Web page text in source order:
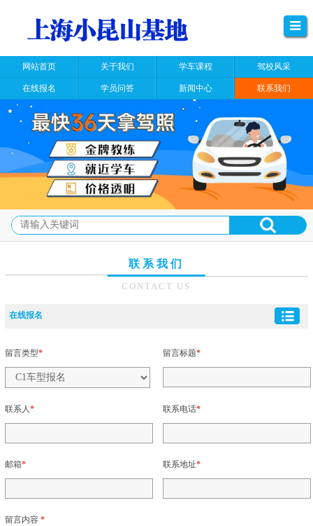
网站首页 关于我们 学车课程 驾校风采
在线报名 学员问答 新闻中心 联系我们
联系我们
CONTACT US
在线报名
留言类型* 留言标题*
联系人* 联系电话*
邮箱* 联系地址*
留言内容 *